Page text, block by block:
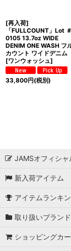
[再入荷]
「FULLCOUNT」Lot ＃
0105 13.7oz WIDE
DENIM ONE WASH フ
カウント ワイドデニム
[ワンウォッシュ]
33,800円(税別)
JAMSオフィシ
新入荷アイテム
アイテムランキ
取り扱いブラン
ショッピングカ